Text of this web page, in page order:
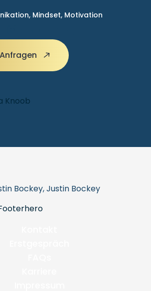
Mindset, Motivation
Bockey, Justin Bockey